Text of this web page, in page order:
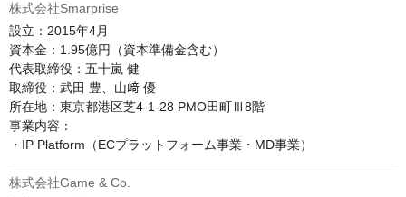
株式会社Smarprise
設立：2015年4月
資本金：1.95億円（資本準備金含む）
代表取締役：五十嵐 健
取締役：武田 豊、山﨑 優
所在地：東京都港区芝4-1-28 PMO田町Ⅲ8階
事業内容：
株式会社Game & Co.